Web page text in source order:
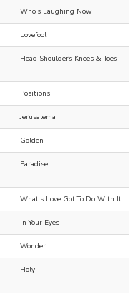
Who's Laughing Now
Lovefool
Head Shoulders Knees & Toes
Positions
Jerusalema
Golden
Paradise
What's Love Got To Do With It
In Your Eyes
Wonder
Holy